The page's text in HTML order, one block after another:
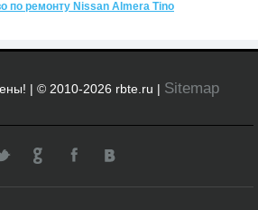
по ремонту Nissan Almera Tino
| © 2010-2026 rbte.ru | Sitemap